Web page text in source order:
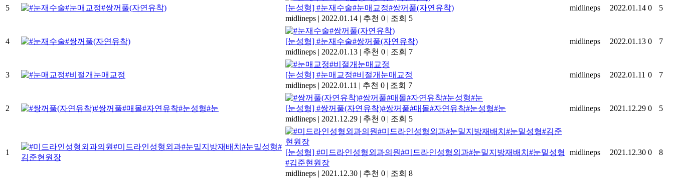
5
[눈성형] #눈재수술#눈매교정#쌍꺼풀(자연유착)
midlineps | 2022.01.14 | 추천 0 | 조회 5
midlineps 2022.01.14 0 5
4
[눈성형] #눈재수술#쌍꺼풀(자연유착)
midlineps | 2022.01.13 | 추천 0 | 조회 7
midlineps 2022.01.13 0 7
3
[눈성형] #눈매교정#비절개눈매교정
midlineps | 2022.01.11 | 추천 0 | 조회 7
midlineps 2022.01.11 0 7
2
[눈성형] #쌍꺼풀(자연유착)#쌍꺼풀#매몰#자연유착#눈성형#눈
midlineps | 2021.12.29 | 추천 0 | 조회 5
midlineps 2021.12.29 0 5
1
[눈성형] #미드라인성형외과의원#미드라인성형외과#눈밑지방재배치#눈밑성형
#김준현원장
midlineps | 2021.12.30 | 추천 0 | 조회 8
midlineps 2021.12.30 0 8